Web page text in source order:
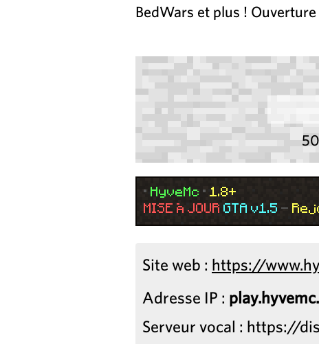
BedWars et plus !
• HyveMc • 1.8+
MISE À JOUR GTA v1.5 -
Site web : https://
Adresse IP :
Serveur vocal : https://